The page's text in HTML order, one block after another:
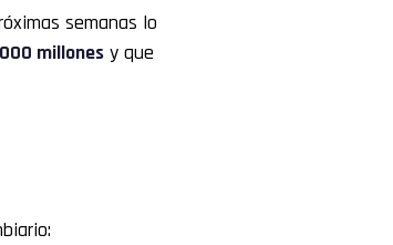
semanas lo
millones y que